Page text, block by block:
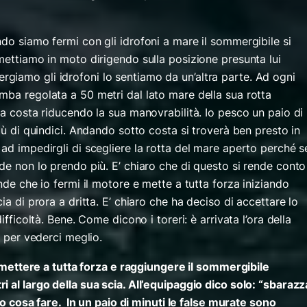
siamo fermi con gli idrofoni a mare il sommergibile si
in moto dirigendo sulla posizione presunta lui
gli idrofoni lo sentiamo da un’altra parte. Ad ogni
regolata a 50 metri dal lato mare della sua rotta
costa riducendo la sua manovrabilità. Io pesco un paio di
di quindici. Andando sotto costa si troverà ben presto in
impedirgli di scegliere la rotta del mare aperto perché
non lo prendo più. E’ chiaro che di questo si rende conto
che io fermi il motore e mette a tutta forza iniziando
di prora a dritta. E’ chiaro che ha deciso di accettare lo
Bene. Come dicono i toreri: è arrivata l’ora della
vederci meglio.
a tutta forza e raggiungere il sommergibile
largo della sua scia. All’equipaggio dico solo:
cosa fare. In un paio di minuti le false murate sono